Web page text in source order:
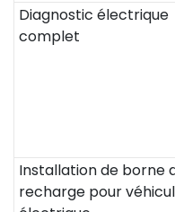
Diagnostic électrique
complet
Installation de borne
recharge pour